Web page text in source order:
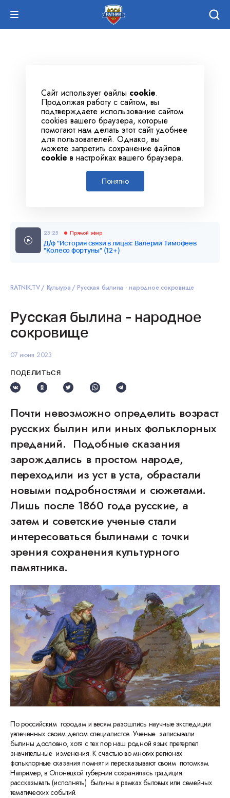
Сайт использует файлы cookie.
Продолжая работу с сайтом, вы
подтверждаете использование сайтом
cookies вашего браузера, которые
помогают нам делать этот сайт удобнее
для пользователей. Однако, вы
можете запретить сохранение файлов
cookie в настройках вашего браузера.
Понятно
23:25 Прямой эфир
Д/ф "История связи в лицах: Валерий Тимофеев
"Колесо фортуны" (12+)
RATNIK.TV Культура Русская былина - народное сокровище
Русская былина - народное
сокровище
07 июня 2023
ПОДЕЛИТЬСЯ
Почти невозможно определить возраст
русских былин или иных фольклорных
преданий. Подобные сказания
зарождались в простом народе,
переходили из уст в уста, обрастали
новыми подробностями и сюжетами.
Лишь после 1860 года русские, а
затем и советские ученые стали
интересоваться былинами с точки
зрения сохранения культурного
памятника.
По российским городам и весям разошлись научные экспедиции
увлеченных своим делом специалистов. Ученые записывали
былины дословно, хотя с тех пор наш родной язык претерпел
значительные изменения. К счастью во многих регионах
фольклорные сказания помнят и пересказывают своим потомкам.
Например, в Олонецкой губернии сохранилась традиция
рассказывать (исполнять) былины в рамках бытовых или семейных
тематических событий.